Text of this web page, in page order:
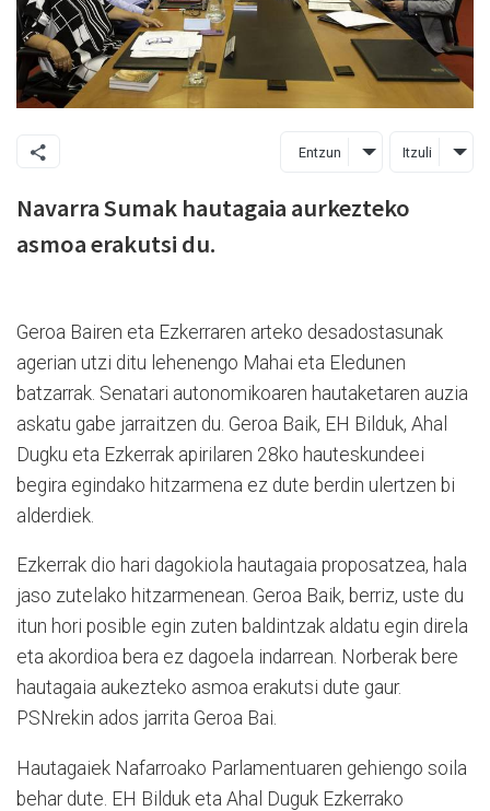
Entzun Itzuli
Navarra Sumak hautagaia aurkezteko
asmoa erakutsi du.
Geroa Bairen eta Ezkerraren arteko desadostasunak
agerian utzi ditu lehenengo Mahai eta Eledunen
batzarrak. Senatari autonomikoaren hautaketaren auzia
askatu gabe jarraitzen du. Geroa Baik, EH Bilduk, Ahal
Dugku eta Ezkerrak apirilaren 28ko hauteskundeei
begira egindako hitzarmena ez dute berdin ulertzen bi
alderdiek.
Ezkerrak dio hari dagokiola hautagaia proposatzea, hala
jaso zutelako hitzarmenean. Geroa Baik, berriz, uste du
itun hori posible egin zuten baldintzak aldatu egin direla
eta akordioa bera ez dagoela indarrean. Norberak bere
hautagaia aukezteko asmoa erakutsi dute gaur.
PSNrekin ados jarrita Geroa Bai.
Hautagaiek Nafarroako Parlamentuaren gehiengo soila
behar dute. EH Bilduk eta Ahal Duguk Ezkerrako